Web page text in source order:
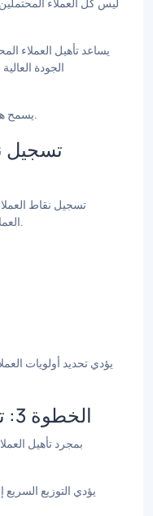
يساعد تأهيل العملاء
الجودة
يسمح هذا لفريقك بالتركيز على الفرص الواعدة.
تسجيل
تسجيل نقاط
العملاء المحتملين بناءً على احتمالية تحويلهم.
يؤدي تحديد أولويات
الخطوة 3: توزيع العملاء المحتملين
بمجرد تأهيل
يؤدي التوزيع